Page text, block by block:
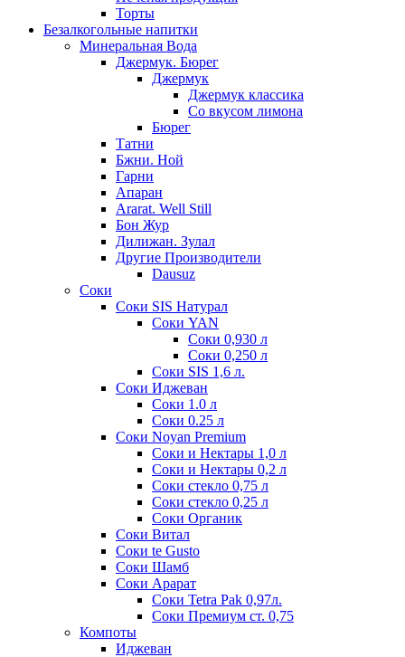
Торты
Безалкогольные напитки
Минеральная Вода
Джермук. Бюрег
Джермук
Джермук классика
Со вкусом лимона
Бюрег
Татни
Бжни. Ной
Гарни
Апаран
Ararat. Well Still
Бон Жур
Дилижан. Зулал
Другие Производители
Dausuz
Соки
Соки SIS Натурал
Соки YAN
Соки 0,930 л
Соки 0,250 л
Соки SIS 1,6 л.
Соки Иджеван
Соки 1.0 л
Соки 0.25 л
Соки Noyan Premium
Соки и Нектары 1,0 л
Соки и Нектары 0,2 л
Соки стекло 0,75 л
Соки стекло 0,25 л
Соки Органик
Соки Витал
Соки te Gusto
Соки Шамб
Соки Арарат
Соки Tetra Pak 0,97л.
Соки Премиум ст. 0,75
Компоты
Иджеван